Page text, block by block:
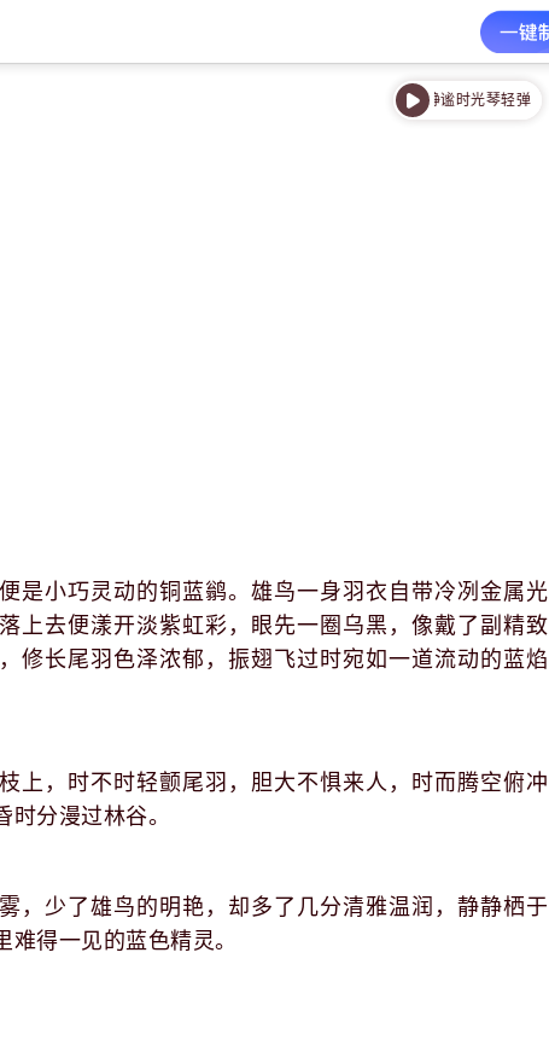
静谧时光琴轻弹
是小巧灵动的铜蓝鹟。雄鸟一身羽衣自带冷冽金属光
上去便漾开淡紫虹彩，眼先一圈乌黑，像戴了副精致
修长尾羽色泽浓郁，振翅飞过时宛如一道流动的蓝焰
上，时不时轻颤尾羽，胆大不惧来人，时而腾空俯冲
分漫过林谷。
，少了雄鸟的明艳，却多了几分清雅温润，静静栖于
得一见的蓝色精灵。